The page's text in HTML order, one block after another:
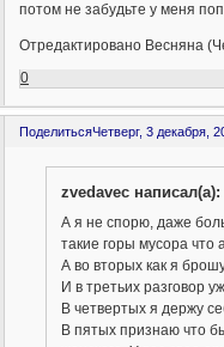
потом не забудьте у меня
Отредактировано Весняна
0
ПоделитьсяЧетверг, 3 декабря,
zvedavec написал(а):
А я не спорю, даже
такие горы мусора
А во вторых как я
И в третьих разговор
В четвертых я держу
В пятых признаю что